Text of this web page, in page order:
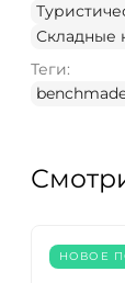
Складные
Теги:
НОВОЕ